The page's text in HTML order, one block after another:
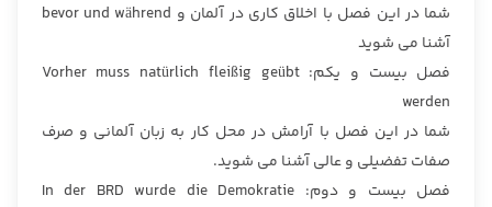
شما در این فصل با اخلاق کاری در آلمان و bevor und während
آشنا می شوید
فصل بیست و یکم: Vorher muss natürlich fleißig geübt
werden
شما در این فصل با آرامش در محل کار به زبان آلمانی و صرف
صفات تفضیلی و عالی آشنا می شوید.
فصل بیست و دوم: In der BRD wurde die Demokratie